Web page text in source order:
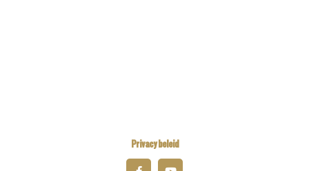
Privacy beleid